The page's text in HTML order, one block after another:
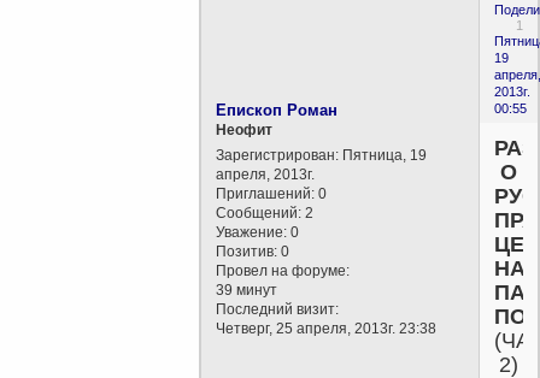
1
19
апреля,
2013г.
00:55
Епископ Роман
Неофит
Зарегистрирован: Пятница, 19
апреля, 2013г.
Приглашений: 0
Сообщений: 2
Уважение: 0
Позитив: 0
Провел на форуме:
39 минут
Последний визит:
Четверг, 25 апреля, 2013г. 23:38
О
2)